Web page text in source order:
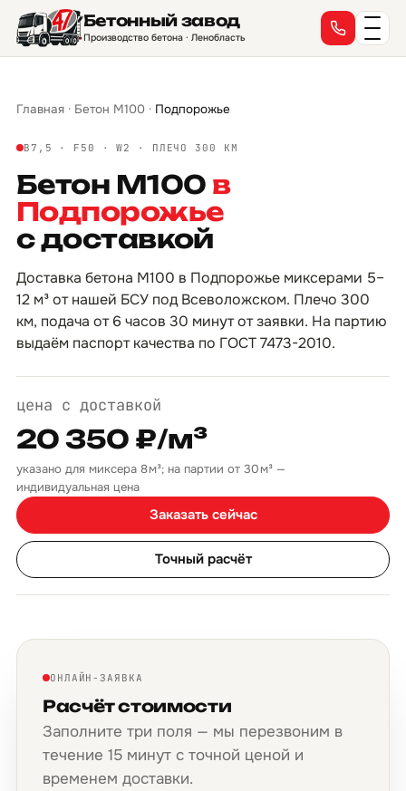
Бетонный завод
Производство бетона · Ленобласть
Главная · Бетон М100 · Подпорожье
B7,5 · F50 · W2 · ПЛЕЧО 300 КМ
Бетон М100 в
Подпорожье
с доставкой
Доставка бетона М100 в Подпорожье миксерами 5–
12 м³ от нашей БСУ под Всеволожском. Плечо 300
км, подача от 6 часов 30 минут от заявки. На партию
выдаём паспорт качества по ГОСТ 7473-2010.
цена с доставкой
20 350 ₽/м³
указано для миксера 8 м³; на партии от 30 м³ —
индивидуальная цена
Заказать сейчас
Точный расчёт
ОНЛАЙН-ЗАЯВКА
Расчёт стоимости
Заполните три поля — мы перезвоним в
течение 15 минут с точной ценой и
временем доставки.